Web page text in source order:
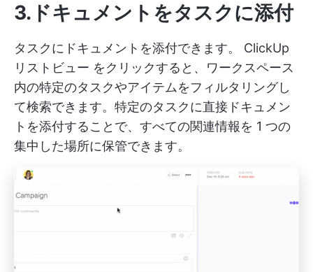
3.ドキュメントをタスクに添付
タスクにドキュメントを添付できます。 ClickUp
リストビュー をクリックすると、ワークスペース
内の特定のタスクやアイテムをフィルタリングし
て検索できます。特定のタスクに直接ドキュメン
トを添付することで、すべての関連情報を 1 つの
集中した場所に保管できます。